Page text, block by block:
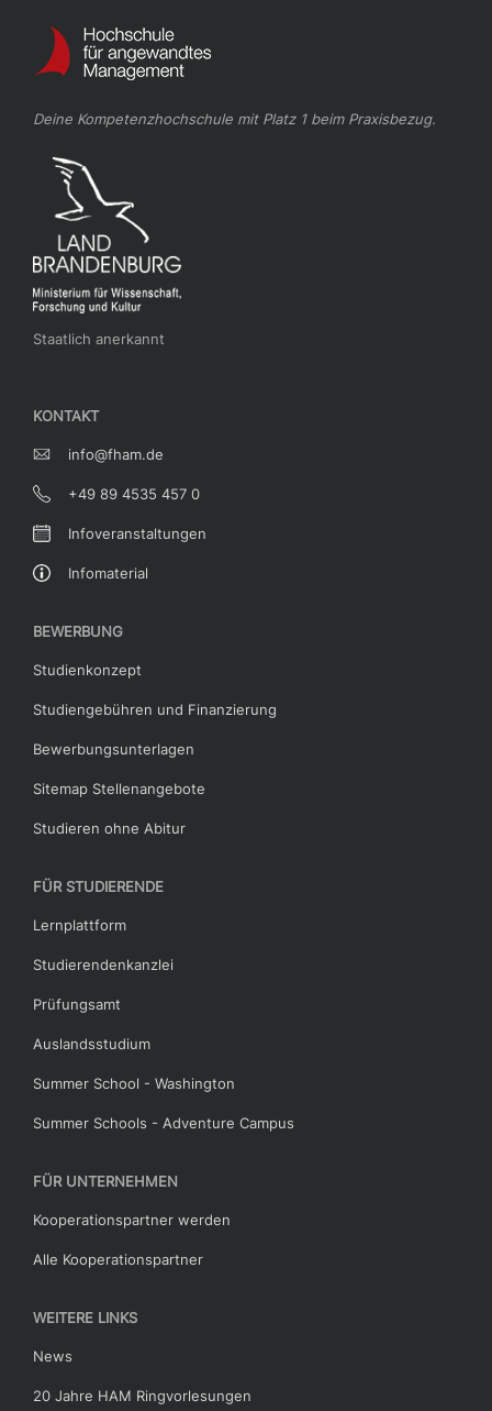
Deine Kompetenzhochschule mit Platz 1 beim Praxisbezug.
Staatlich anerkannt
KONTAKT
info@fham.de
+49 89 4535 457 0
Infoveranstaltungen
Infomaterial
BEWERBUNG
Studienkonzept
Studiengebühren und Finanzierung
Bewerbungsunterlagen
Sitemap Stellenangebote
Studieren ohne Abitur
FÜR STUDIERENDE
Lernplattform
Studierendenkanzlei
Prüfungsamt
Auslandsstudium
Summer School - Washington
Summer Schools - Adventure Campus
FÜR UNTERNEHMEN
Kooperationspartner werden
Alle Kooperationspartner
WEITERE LINKS
News
20 Jahre HAM Ringvorlesungen